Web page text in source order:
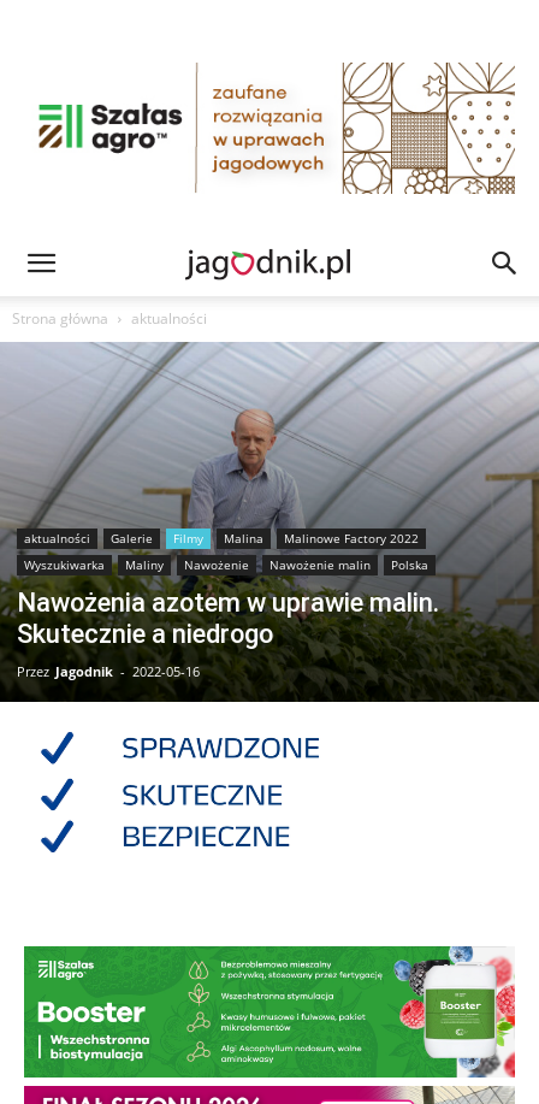
Strona główna aktualności
aktualności Galerie Filmy Malina
Malinowe Factory 2022
Wyszukiwarka
Maliny Nawożenie Nawożenie malin Polska
Nawożenia azotem w uprawie malin.
Skutecznie a niedrogo
Przez Jagodnik - 2022-05-16